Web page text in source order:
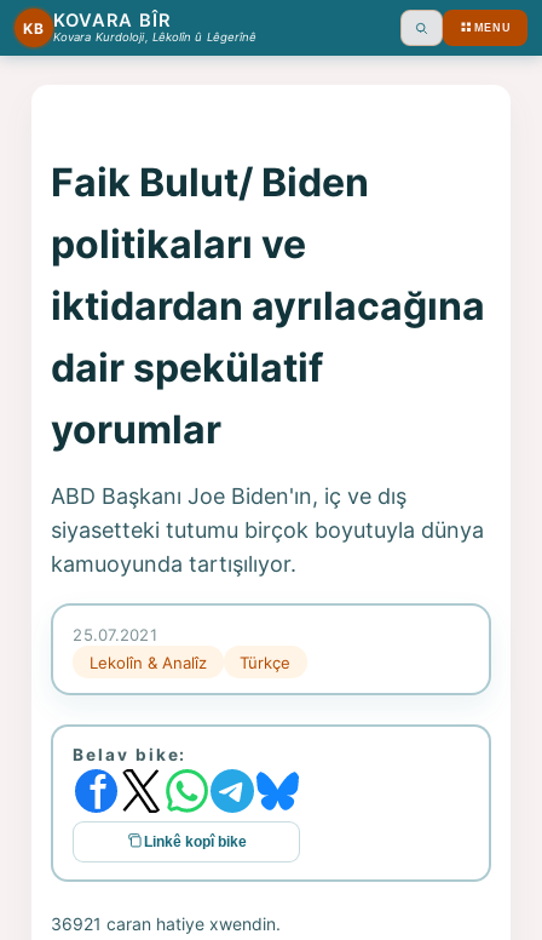
KB KOVARA BÎR
Kovara Kurdoloji, Lêkolîn û Lêgerînê Ara MENU
Faik Bulut/ Biden
politikaları ve
iktidardan ayrılacağına
dair spekülatif
yorumlar
ABD Başkanı Joe Biden'ın, iç ve dış
siyasetteki tutumu birçok boyutuyla dünya
kamuoyunda tartışılıyor.
25.07.2021
Lekolîn & Analîz
Türkçe
Belav bike:
Linkê kopî bike
36921 caran hatiye xwendin.